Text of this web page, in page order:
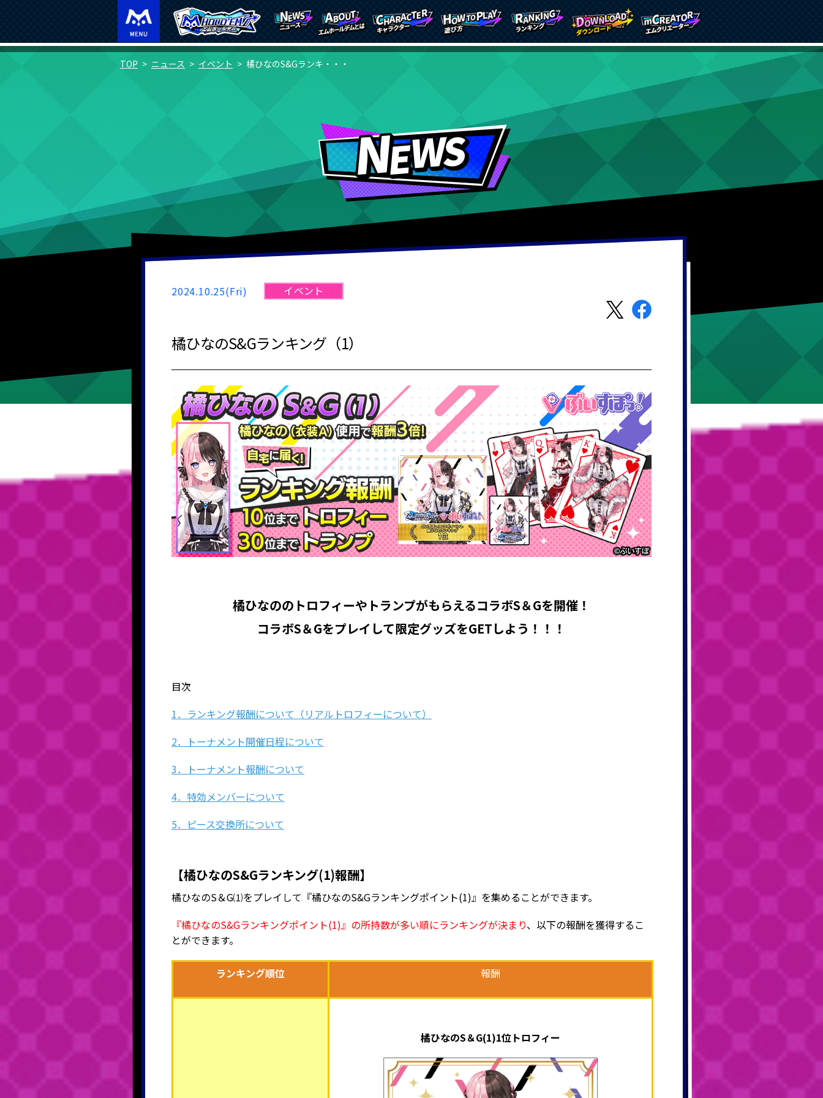
TOP ニュース イベント 橘ひなのS&Gランキ・・・
2024.10.25(Fri) イベント
橘ひなのS&Gランキング（1）
橘ひなののトロフィーやトランプがもらえるコラボS＆Gを開催 ！
コラボS＆Gをプレイして限定グッズをGETしよう！！！
目次
1．ランキング報酬について（リアルトロフィーについて）
2．トーナメント開催日程について
3．トーナメント報酬について
4．特効メンバーについて
5．ピース交換所について
【橘ひなのS&Gランキング(1)報酬】
橘ひなのS＆G⑴をプレイして『橘ひなのS&Gランキングポイント(1)』を集めることができます。
『橘ひなのS&Gランキングポイント(1)』の所持数が多い順にランキングが決まり、以下の報酬を獲得するこ
とができます。
ランキング順位 報酬
橘ひなのS＆G(1)1位トロフィー